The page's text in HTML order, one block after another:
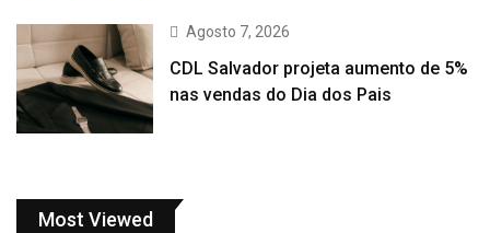
Agosto 7, 2026
CDL Salvador projeta aumento de 5%
nas vendas do Dia dos Pais
Most Viewed